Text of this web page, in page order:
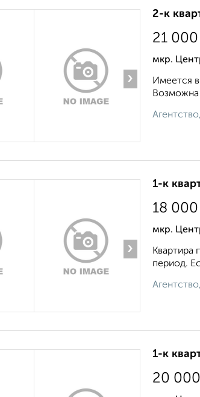
›
2-к
21 000
мкр.
Имеется
Возможна
›
1-к
18 000
мкр.
Квартира
период.
1-к
20 000